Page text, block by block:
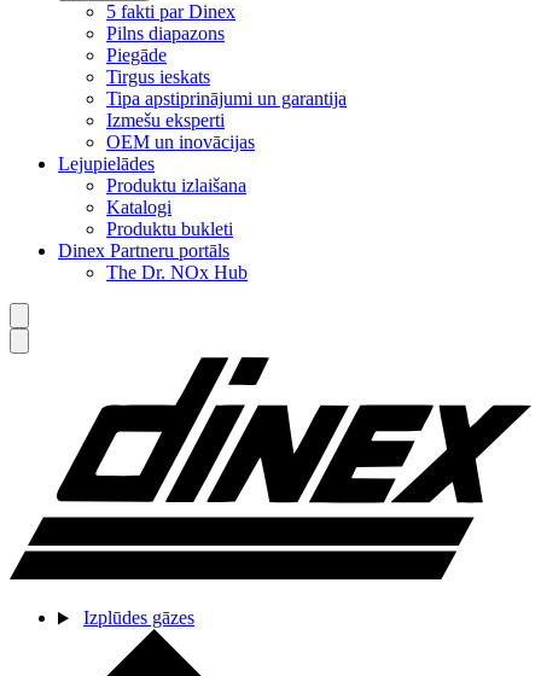
5 fakti par Dinex
Pilns diapazons
Piegāde
Tirgus ieskats
Tipa apstiprinājumi un garantija
Izmešu eksperti
OEM un inovācijas
Lejupielādes
Produktu izlaišana
Katalogi
Produktu bukleti
Dinex Partneru portāls
The Dr. NOx Hub
Izplūdes gāzes